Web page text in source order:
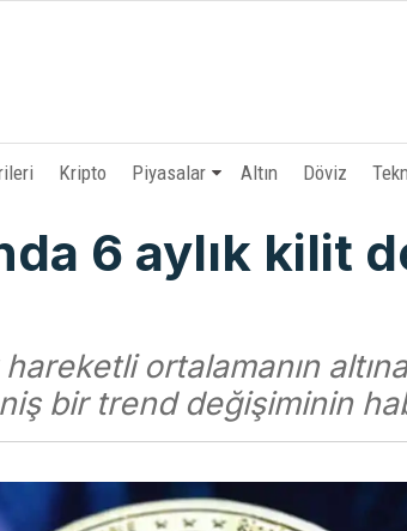
Kripto Piyasalar Altın Döviz
6 aylık kilit
ortalamanın
bir trend değişiminin